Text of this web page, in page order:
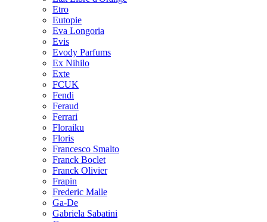
Etro
Eutopie
Eva Longoria
Evis
Evody Parfums
Ex Nihilo
Exte
FCUK
Fendi
Feraud
Ferrari
Floraiku
Floris
Francesco Smalto
Franck Boclet
Franck Olivier
Frapin
Frederic Malle
Ga-De
Gabriela Sabatini